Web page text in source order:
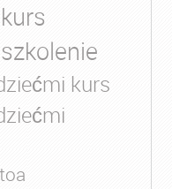
kurs